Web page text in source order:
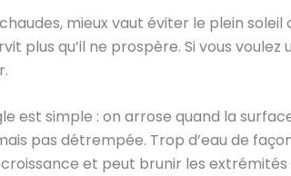
mieux vaut éviter le plein
plus qu’il ne prospère. Si vous
est simple : on arrose quand la
pas détrempée. Trop d’eau de
et peut brunir les extrémités